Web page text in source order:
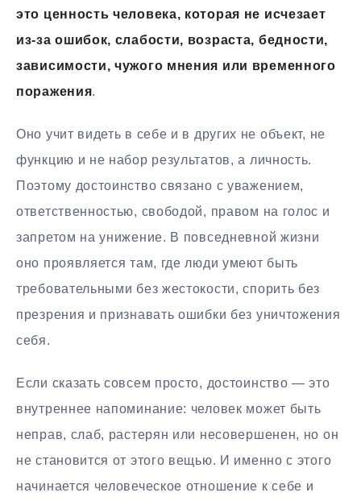
это ценность человека, которая не исчезает
из-за ошибок, слабости, возраста, бедности,
зависимости, чужого мнения или временного
поражения.
Оно учит видеть в себе и в других не объект, не
функцию и не набор результатов, а личность.
Поэтому достоинство связано с уважением,
ответственностью, свободой, правом на голос и
запретом на унижение. В повседневной жизни
оно проявляется там, где люди умеют быть
требовательными без жестокости, спорить без
презрения и признавать ошибки без уничтожения
себя.
Если сказать совсем просто, достоинство — это
внутреннее напоминание: человек может быть
неправ, слаб, растерян или несовершенен, но он
не становится от этого вещью. И именно с этого
начинается человеческое отношение к себе и